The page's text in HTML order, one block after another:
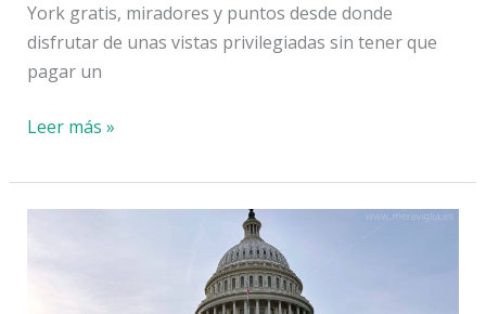
York gratis, miradores y puntos desde donde
disfrutar de unas vistas privilegiadas sin tener que
pagar un
Las
vistas
de
Leer más »